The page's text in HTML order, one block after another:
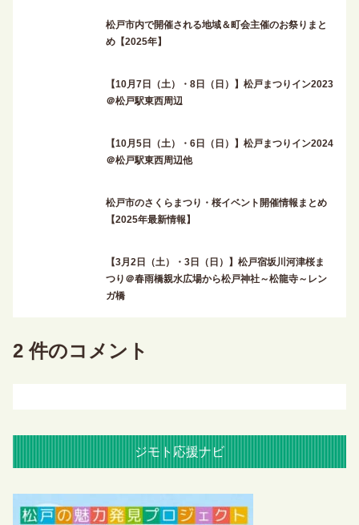
松戸市内で開催される地域＆町会主催のお祭りまと
め【2025年】
【10月7日（土）・8日（日）】松戸まつりイン2023
＠松戸駅東西周辺
【10月5日（土）・6日（日）】松戸まつりイン2024
＠松戸駅東西周辺他
松戸市のさくらまつり・桜イベント開催情報まとめ
【2025年最新情報】
【3月2日（土）・3日（日）】松戸宿坂川河津桜ま
つり＠春雨橋親水広場から松戸神社～松龍寺～レン
ガ橋
2 件のコメント
ジモト応援ナビ